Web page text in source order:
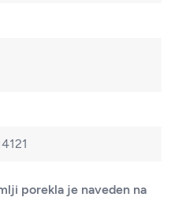
porekla je naveden na